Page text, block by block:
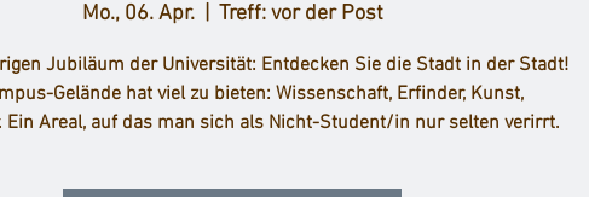
Mo., 06. Apr.
  |
Treff: vor der Post
Jubiläum der Universität: Entdecken Sie die Stadt in der Stadt!
Gelände hat viel zu bieten: Wissenschaft, Erfinder, Kunst,
Ein Areal, auf das man sich als Nicht-Student/in nur selten verirrt.